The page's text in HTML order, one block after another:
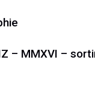
– MMXVI –